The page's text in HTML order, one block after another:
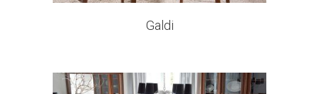
Galdi